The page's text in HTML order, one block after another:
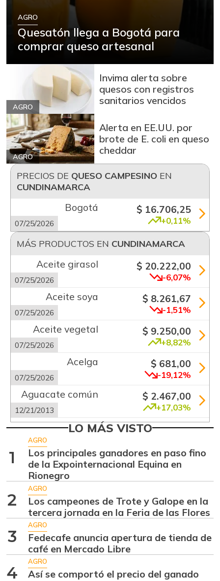
AGRO
Quesatón llega a Bogotá para
comprar queso artesanal
AGRO
Invima alerta sobre
quesos con registros
sanitarios vencidos
AGRO
Alerta en EE.UU. por
brote de E. coli en queso
cheddar
PRECIOS DE QUESO CAMPESINOEN
CUNDINAMARCA
Bogotá
07/25/2026
$ 16.706,25
+0,11%
MÁS PRODUCTOS EN CUNDINAMARCA
Aceite girasol
07/25/2026
$ 20.222,00
-6,07%
Aceite soya
07/25/2026
$ 8.261,67
-1,51%
Aceite vegetal
07/25/2026
$ 9.250,00
+8,82%
Acelga
07/25/2026
$ 681,00
-19,12%
Aguacate común
12/21/2013
$ 2.467,00
+17,03%
Aguacate hass
07/25/2026
$ 9.302,00
Aguacate
papelillo
07/25/2026
$ 9.052,00
Ahuyama
07/25/2026
$ 2.388,00
+2,53%
Ahuyamín
07/25/2026
$ 1.869,00
$ 9.034,50
LO MÁS VISTO
1
AGRO
Los principales ganadores en paso fino
de la Expointernacional Equina en
Rionegro
2
AGRO
Los campeones de Trote y Galope en la
tercera jornada en la Feria de las Flores
3
AGRO
Fedecafe anuncia apertura de tienda de
café en Mercado Libre
4
AGRO
Así se comportó el precio del ganado